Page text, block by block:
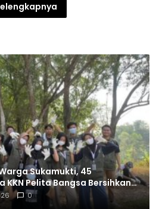
Sukamukti, 45
KKN Pelita Bangsa Bersihkan
0